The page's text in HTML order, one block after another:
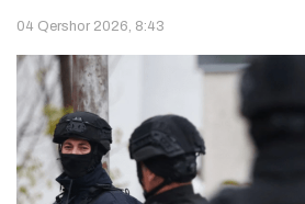
04 Qershor 2026, 8:43